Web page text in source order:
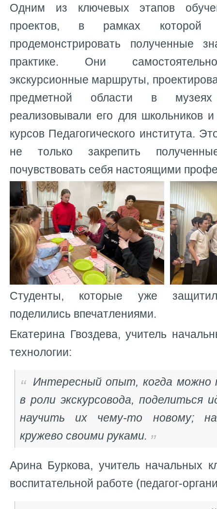
Одним из ключевых этапов
проектов, в рамках которой
продемонстрировать полученные
практике. Они
экскурсионные маршруты,
предметной области в
реализовывали его для школьников
курсов Педагогического института.
не только закрепить
почувствовать себя настоящими
Студенты, которые уже
поделились впечатлениями.
Екатерина Гвоздева, учитель
технологии:
Интересный опыт, когда можно
в роли экскурсовода, поделиться
научить их чему-то новому;
кружево своими руками.
Арина Буркова, учитель начальных
воспитательной работе (педагог-